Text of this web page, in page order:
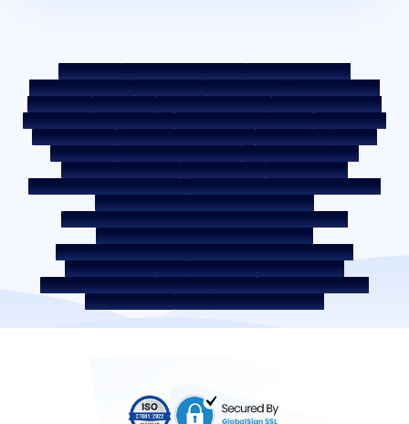
ಸೈಟ್ ಮ್ಯಾಪ್ ನ್ಯಾಯೋಚಿತ ಅಭ್ಯಾಸ ಸಂಹಿತೆ
ಬೆಂಚ್‌ಮಾರ್ಕ್ ದರಗಳು
KYC ಮಾರ್ಗಸೂಚಿಗಳು
ಡೌನ್ಲೋಡ್‌ಗಳು ಸೇಲ್ ನೋಟೀಸ್
ಹರಾಜು ಪೋರ್ಟಲ್
ಕುಕೀ ಪಾಲಿಸಿ
ಗೌಪ್ಯತಾ ನೀತಿ ನಿಯಮ ಮತ್ತು ಷರತ್ತುಗಳು
ವಿಶಲ್ ಬ್ಲೋವರ್ ಪಾಲಿಸಿ
ಕುಂದುಕೊರತೆಯನ್ನು ಪೋಸ್ಟ್ ಮಾಡಿ
ಕುಂದುಕೊರತೆ ಪರಿಹಾರ ಪಾಲಿಸಿ
ಪರಿಸರ ಪಾಲಿಸಿ
ಗುಣಮಟ್ಟ ಪಾಲಿಸಿ
ಸೋಶಿಯಲ್ ಮೀಡಿಯಾ ಪಾಲಿಸಿ ಹಕ್ಕು ನಿರಾಕರಣೆ
ಬಡ್ಡಿ ದರ
ಬಡ್ಡಿ ದರ ನೀತಿ
ಫೀಸ್ ಮತ್ತು ಇತರ ಶುಲ್ಕಗಳು
ಅಗತ್ಯವಿರುವ ಡಾಕ್ಯುಮೆಂಟ್
ಮುಂಗಡ ಪಾವತಿ ಶುಲ್ಕಗಳು
ROI ಸ್ವಿಚ್ ಪಾಲಿಸಿ
ಸಹ-ಸಾಲ ಪಾಲಿಸಿ
ಸಹ-ಸಾಲ ನೀಡುವ ಪಾಲುದಾರಿಕೆಗಳು
ಸಾಲಗಾರರ ಶಿಕ್ಷಣ - SMA/ NPA ವರ್ಗೀಕರಣ
ಸಾಲಗಾರರ ಜಾಗೃತಿ -ಆರ್‌ಬಿಐ ಒಂಬುಡ್ಸ್‌ಮನ್ ಸ್ಕೀಮ್
ಸಾಲಗಾರರ ಜಾಗೃತಿ - ಆಸ್ತಿ ಡಾಕ್ಯುಮೆಂಟ್‌ಗಳನ್ನು ಹಸ್ತಾಂತರಿಸುವ ಪ್ರಕ್ರಿಯೆ
ಕಾರ್ಪೊರೇಟ್ ಆಡಳಿತದ ಆಂತರಿಕ ಮಾರ್ಗಸೂಚಿಗಳು
SARFAESI ಕಾಯ್ದೆ 2002 ರ ಅಡಿಯಲ್ಲಿ ಹೊಂದಿರುವ ಸುರಕ್ಷಿತ ಸ್ವತ್ತುಗಳು
ಸ್ಥಗಿತ ಸೇವಾ ಪೂರೈಕೆದಾರರು
ಡಿಜಿಟಲ್ ಸೋರ್ಸಿಂಗ್ ಪಾಲುದಾರರು
ಲಿಕ್ವಿಡಿಟಿ ರಿಸ್ಕ್ ಬಗ್ಗೆ ಪ್ರಕಟಣೆ
ಡಿಜಿಟಲ್ ಸರ್ವಿಸ್‌ಗಳು
ಸಿಕೆವೈಸಿ ಜಾಗೃತಿ ವಿಡಿಯೋ
CKYC ಜಾಗೃತಿ ಚಿತ್ರ
CSR ಭಾರತದಲ್ಲಿ ವಸತಿ ಸ್ಥಳಗಳು